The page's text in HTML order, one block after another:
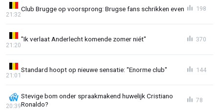
Club Brugge op voorsprong: Brugse fans schrikken even
21:32
198
"Ik verlaat Anderlecht komende zomer niét"
21:20
370
Standard hoopt op nieuwe sensatie: "Enorme club"
21:01
144
Stevige bom onder spraakmakend huwelijk Cristiano
Ronaldo?
20:39
78